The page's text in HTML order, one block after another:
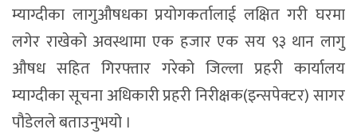
म्याग्दीका लागुऔषधका प्रयोगकर्तालाई लक्षित गरी घरमा
लगेर राखेको अवस्थामा एक हजार एक सय ९३ थान लागु
औषध सहित गिरफ्तार गरेको जिल्ला प्रहरी कार्यालय
म्याग्दीका सूचना अधिकारी प्रहरी निरीक्षक(इन्सपेक्टर) सागर
पौडेलले बताउनुभयो ।